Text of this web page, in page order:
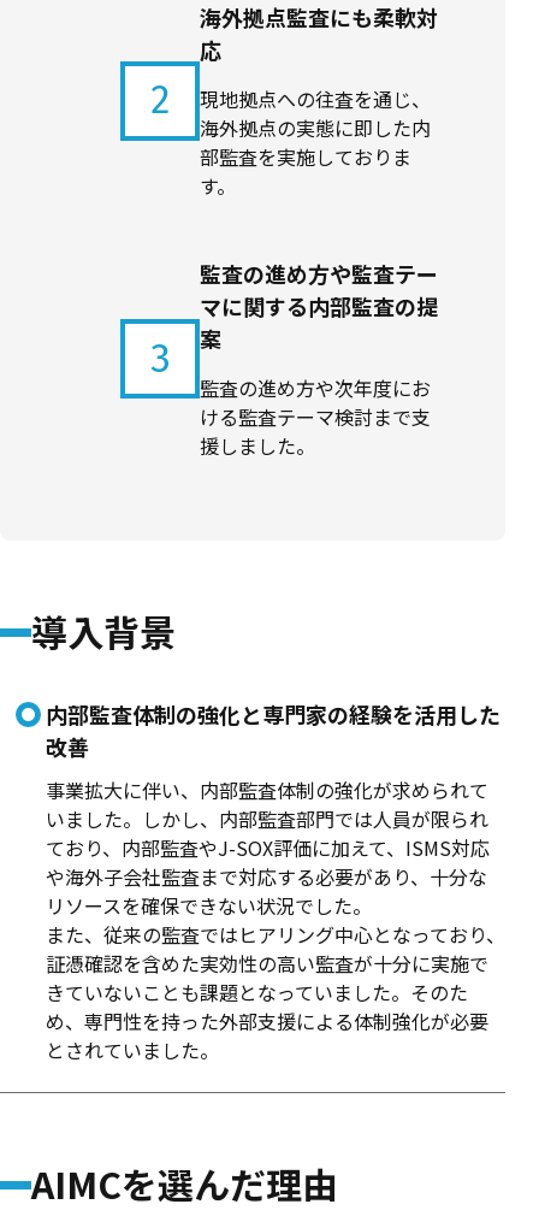
2
海外拠点監査にも柔軟対
応
現地拠点への往査を通じ、
海外拠点の実態に即した内
部監査を実施しておりま
す。
3
監査の進め方や監査テー
マに関する内部監査の提
案
監査の進め方や次年度にお
ける監査テーマ検討まで支
援しました。
導入背景
内部監査体制の強化と専門家の経験を活用した
改善
事業拡大に伴い、内部監査体制の強化が求められて
いました。しかし、内部監査部門では人員が限られ
ており、内部監査やJ-SOX評価に加えて、ISMS対応
や海外子会社監査まで対応する必要があり、十分な
リソースを確保できない状況でした。
また、従来の監査ではヒアリング中心となっており、
証憑確認を含めた実効性の高い監査が十分に実施で
きていないことも課題となっていました。そのた
め、専門性を持った外部支援による体制強化が必要
とされていました。
AIMCを選んだ理由